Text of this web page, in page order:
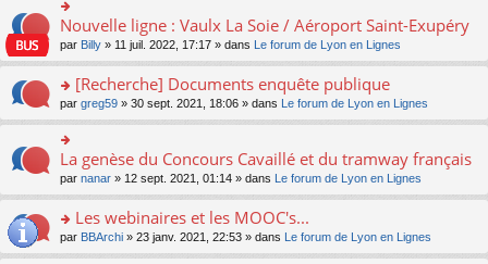
nt
u
s
c
e
nt
n
o
lu
pl
u
s
ré
c
e
nt
g
e
n
o
lu
pl
u
s
ré
e
nt
m
e
s
g
e
n
o
n
le
u
s
ré
ult
er
le
m
e
s
a
e
n
o
n
le
o
n
er
le
m
e
s
a
g
e
n
o
Nouvelle ligne : Vaulx La Soie / Aéroport Saint-Exupéry
par Billy » 11 juil. 2022, 17:17 » dans Le forum de Lyon en Lignes
o
n
s
ult
er
le
m
e
s
[Recherche] Documents enquête publique
par greg59 » 30 sept. 2021, 18:06 » dans Le forum de Lyon en Lignes
n
er
le
m
La genèse du Concours Cavaillé et du tramway français
par nanar » 12 sept. 2021, 01:14 » dans Le forum de Lyon en Lignes
o
n
Les webinaires et les MOOC's...
par BBArchi » 23 janv. 2021, 22:53 » dans Le forum de Lyon en Lignes